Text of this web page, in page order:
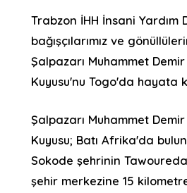
Trabzon İHH İnsani Yardım
bağışçılarımız ve
Şalpazarı Muhammet
Kuyusu'nu Togo'da hayata
Şalpazarı Muhammet
Kuyusu; Batı Afrika'da
Sokode şehrinin
şehir merkezine 15